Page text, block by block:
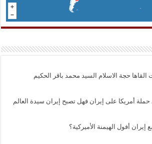
حجة الاسلام السيد محمد باقر الحكيم
أمريكا على إيران فهل تصبح إيران سيدة العالم
أفول الهيمنة الأميركية؟